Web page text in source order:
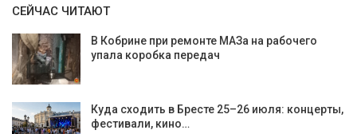
СЕЙЧАС ЧИТАЮТ
В Кобрине при ремонте МАЗа на рабочего
упала коробка передач
Куда сходить в Бресте 25–26 июля: концерты,
фестивали, кино…